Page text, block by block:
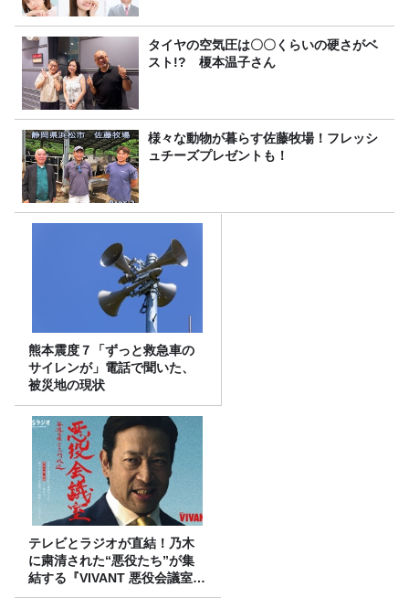
タイヤの空気圧は〇〇くらいの硬さがベ
スト!? 榎本温子さん
様々な動物が暮らす佐藤牧場！フレッシ
ュチーズプレゼントも！
熊本震度７「ずっと救急車の
サイレンが」電話で聞いた、
被災地の現状
テレビとラジオが直結！乃木
に粛清された“悪役たち”が集
結する『VIVANT 悪役会議室』
7/26(日)23時スタート！